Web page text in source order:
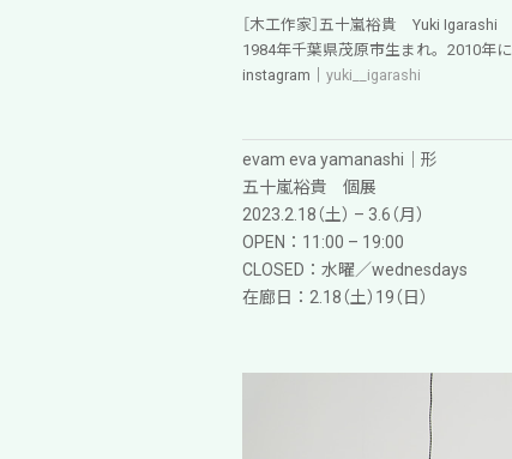
［木工作家］五十嵐裕貴 Yuki Igarashi
1984年千葉県茂原市生まれ。2010年
instagram｜ yuki__igarashi
evam eva yamanashi｜形
五十嵐裕貴 個展
2023.2.18（土） – 3.6（月）
OPEN：11:00 – 19:00
CLOSED：水曜／wednesdays
在廊日：2.18（土）19（日）